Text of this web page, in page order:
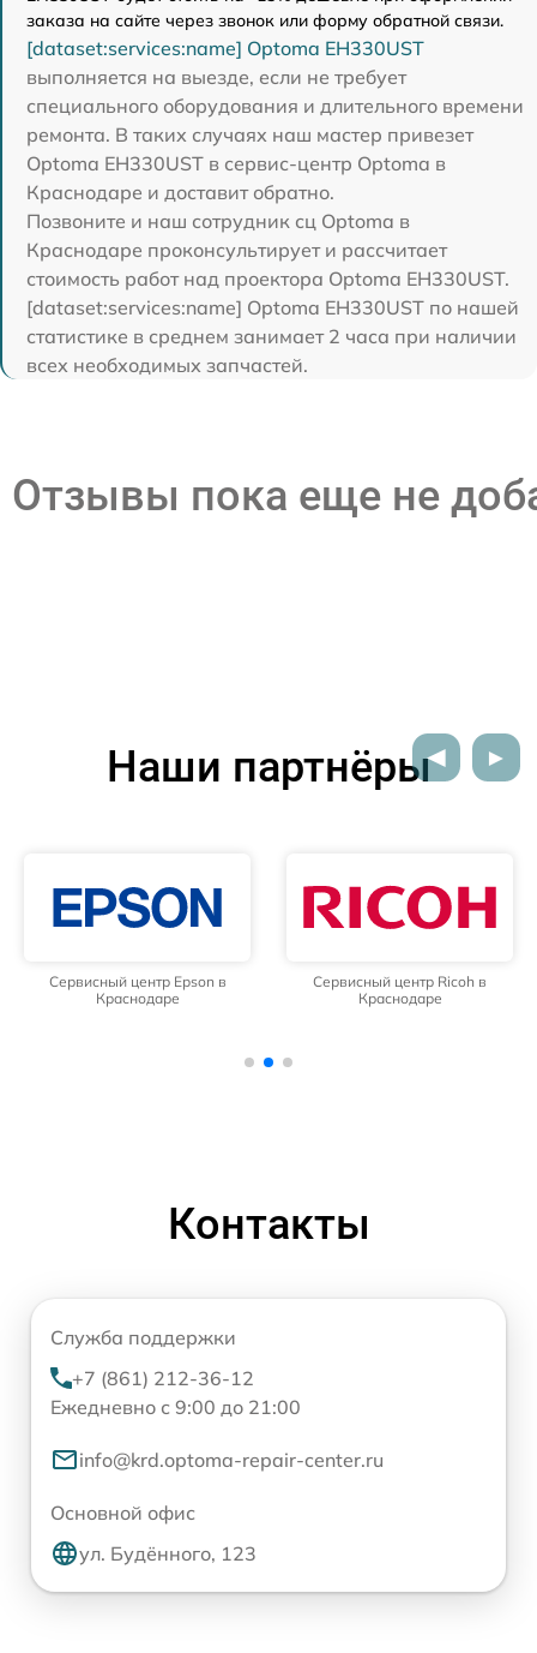
заказа на сайте через звонок или форму обратной связи.
[dataset:services:name] Optoma EH330UST
выполняется на выезде, если не требует
специального оборудования и длительного времени
ремонта. В таких случаях наш мастер привезет
Optoma EH330UST в сервис-центр Optoma в
Краснодаре и доставит обратно.
Позвоните и наш сотрудник сц Optoma в
Краснодаре проконсультирует и рассчитает
стоимость работ над проектора Optoma EH330UST.
[dataset:services:name] Optoma EH330UST по нашей
статистике в среднем занимает 2 часа при наличии
всех необходимых запчастей.
Отзывы пока еще не
Наши партнёры
Сервисный центр Epson в
Краснодаре
Сервисный центр Ricoh в
Краснодаре
Контакты
Служба поддержки
+7 (861) 212-36-12
Ежедневно с 9:00 до 21:00
info@krd.optoma-repair-center.ru
Основной офис
ул. Будённого, 123